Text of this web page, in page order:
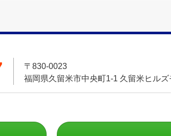
〒830-0023
福岡県久留米市中央町1-1 久留米ヒルズ